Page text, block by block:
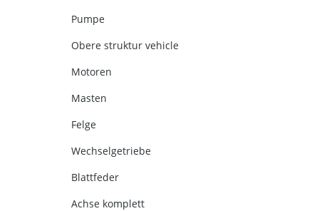
Pumpe
Obere struktur vehicle
Motoren
Masten
Felge
Wechselgetriebe
Blattfeder
Achse komplett